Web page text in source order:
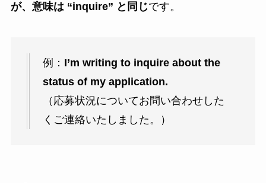
が、意味は “inquire” と同じです。
例： I’m writing to inquire about the
status of my application.
（応募状況についてお問い合わせした
くご連絡いたしました。）